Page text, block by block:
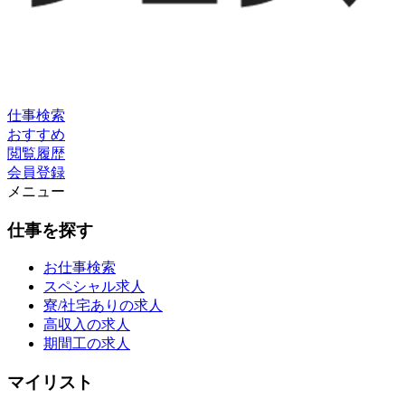
仕事検索
おすすめ
閲覧履歴
会員登録
メニュー
仕事を探す
お仕事検索
スペシャル求人
寮/社宅ありの求人
高収入の求人
期間工の求人
マイリスト